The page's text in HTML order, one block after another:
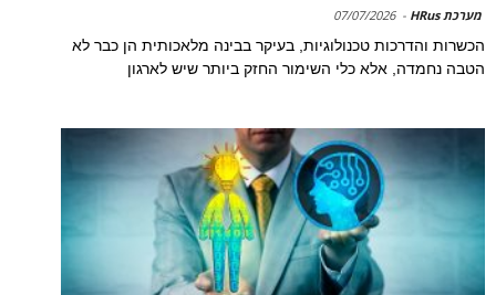
מערכת HRus -
07/07/2026
הכשרות והדרכות טכנולוגיות, בעיקר בבינה מלאכותית הן כבר לא
הטבה נחמדה, אלא כלי השימור החזק ביותר שיש לארגון